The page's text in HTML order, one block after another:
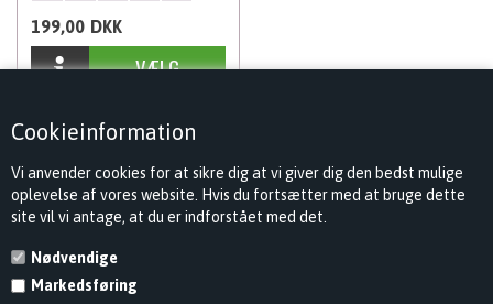
Cookieinformation
Vi anvender cookies for at sikre dig at vi giver dig den bedst mulige
oplevelse af vores website. Hvis du fortsætter med at bruge dette
site vil vi antage, at du er indforstået med det.
Nødvendige
Markedsføring
199,00 DKK